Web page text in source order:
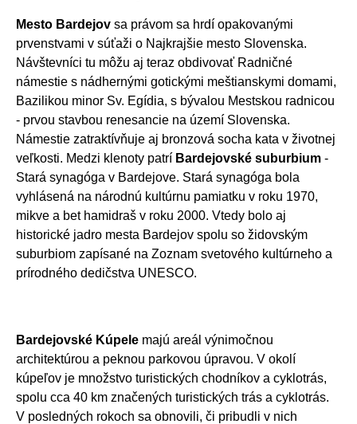
Mesto Bardejov sa právom sa hrdí opakovanými
prvenstvami v súťaži o Najkrajšie mesto Slovenska.
Návštevníci tu môžu aj teraz obdivovať Radničné
námestie s nádhernými gotickými meštianskymi domami,
Bazilikou minor Sv. Egídia, s bývalou Mestskou radnicou
- prvou stavbou renesancie na území Slovenska.
Námestie zatraktívňuje aj bronzová socha kata v životnej
veľkosti. Medzi klenoty patrí Bardejovské suburbium -
Stará synagóga v Bardejove. Stará synagóga bola
vyhlásená na národnú kultúrnu pamiatku v roku 1970,
mikve a bet hamidraš v roku 2000. Vtedy bolo aj
historické jadro mesta Bardejov spolu so židovským
suburbiom zapísané na Zoznam svetového kultúrneho a
prírodného dedičstva UNESCO.
Bardejovské Kúpele majú areál výnimočnou
architektúrou a peknou parkovou úpravou. V okolí
kúpeľov je množstvo turistických chodníkov a cyklotrás,
spolu cca 40 km značených turistických trás a cyklotrás.
V posledných rokoch sa obnovili, či pribudli v nich